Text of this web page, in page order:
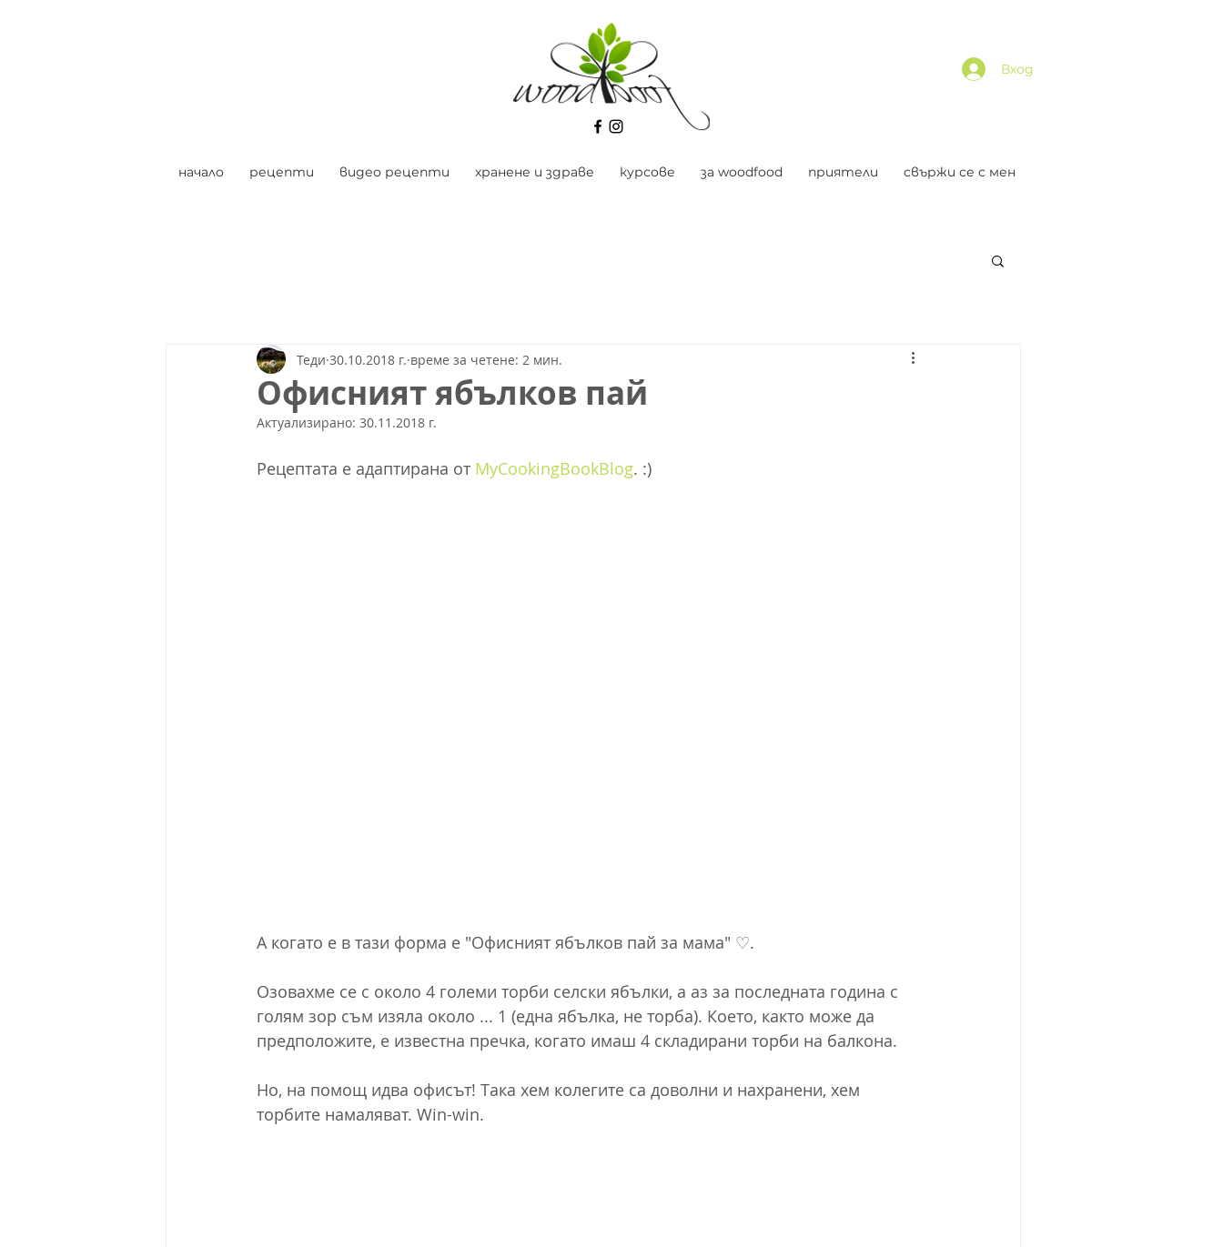
Вход
начало рецепти видео рецепти хранене и здраве курсове за woodfood приятели свържи се с мен
Офисният ябълков пай
Теди 30.10.2018 г. време за четене: 2 мин.
Актуализирано: 30.11.2018 г.
Рецептата е адаптирана от MyCookingBookBlog. :)
А когато е в тази форма е "Офисният ябълков пай за мама" ♡.
Озовахме се с около 4 големи торби селски ябълки, а аз за последната година с
голям зор съм изяла около ... 1 (една ябълка, не торба). Което, както може да
предположите, е известна пречка, когато имаш 4 складирани торби на балкона.
Но, на помощ идва офисът! Така хем колегите са доволни и нахранени, хем
торбите намаляват. Win-win.